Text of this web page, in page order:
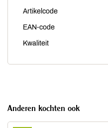
Artikelcode
EAN-code
Kwaliteit
Anderen kochten ook